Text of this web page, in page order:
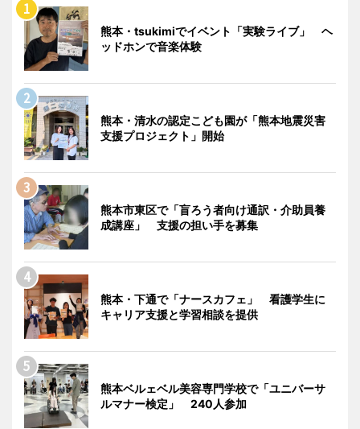
熊本・tsukimiでイベント「実験ライブ」 ヘ
ッドホンで音楽体験
熊本・清水の認定こども園が「熊本地震災害
支援プロジェクト」開始
熊本市東区で「盲ろう者向け通訳・介助員養
成講座」 支援の担い手を募集
熊本・下通で「ナースカフェ」 看護学生に
キャリア支援と学習相談を提供
熊本ベルェベル美容専門学校で「ユニバーサ
ルマナー検定」 240人参加